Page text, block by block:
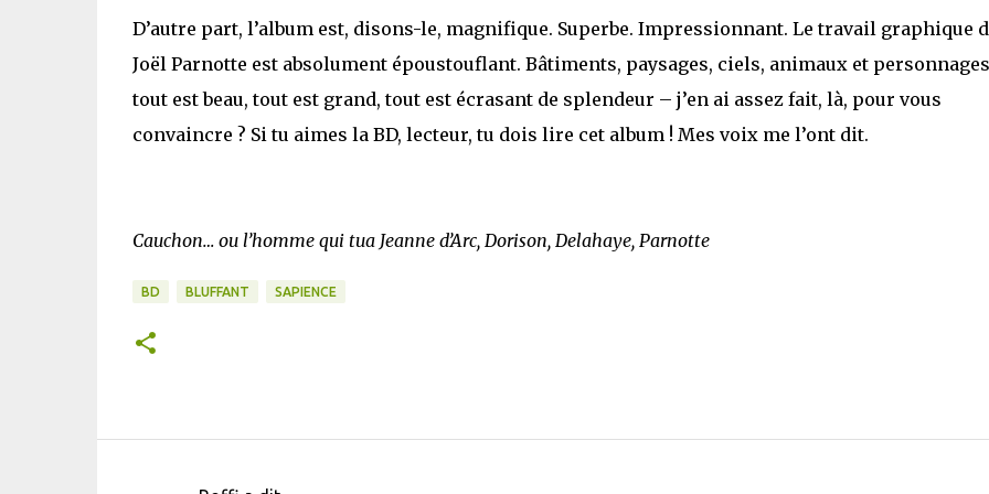
D’autre part, l’album est, disons-le, magnifique. Superbe. Impressionnant. Le travail graphique
Joël Parnotte est absolument époustouflant. Bâtiments, paysages, ciels, animaux et
tout est beau, tout est grand, tout est écrasant de splendeur – j’en ai assez fait, là, pour vous
convaincre ? Si tu aimes la BD, lecteur, tu dois lire cet album ! Mes voix me l’ont dit.
Cauchon… ou l’homme qui tua Jeanne d’Arc, Dorison, Delahaye, Parnotte
BD BLUFFANT SAPIENCE